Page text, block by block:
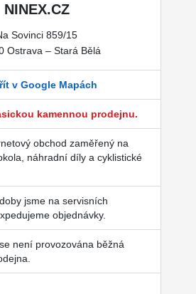
NINEX.CZ
Sovinci 859/15
Ostrava – Stará Bělá
v Google Mapách
kamennou prodejnu.
obchod zaměřený na
náhradní díly a cyklistické
jsme na servisních
objednávky.
není provozována běžná